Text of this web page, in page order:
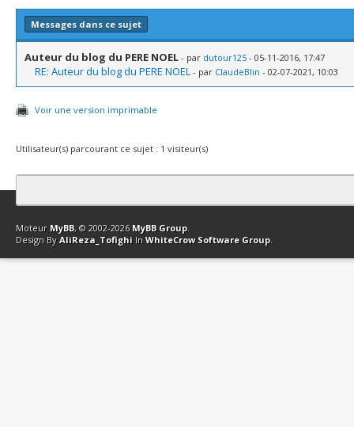
Messages dans ce sujet
Auteur du blog du PERE NOEL - par dutour125 - 05-11-2016, 17:47
RE: Auteur du blog du PERE NOEL - par ClaudeBlin - 02-07-2021, 10:03
Voir une version imprimable
Utilisateur(s) parcourant ce sujet : 1 visiteur(s)
Contact Club Affiliation Retourner en haut Version bas-débit
Moteur MyBB, © 2002-2026 MyBB Group.
Design By AliReza_Tofighi In WhiteCrow Software Group.